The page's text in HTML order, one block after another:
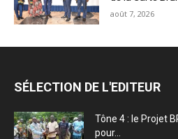
août 7, 2026
SÉLECTION DE L'EDITEUR
Tône 4 : le Projet
pour...